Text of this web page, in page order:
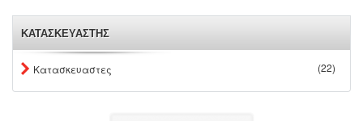
ΚΑΤΑΣΚΕΥΑΣΤΗΣ
Κατασκευαστες (22)